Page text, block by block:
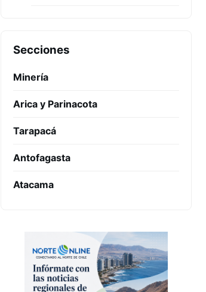
Secciones
Minería
Arica y Parinacota
Tarapacá
Antofagasta
Atacama